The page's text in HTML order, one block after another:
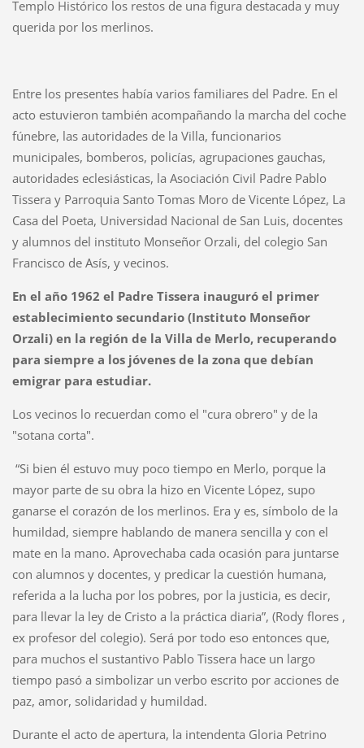
Templo Histórico los restos de una figura destacada y muy
querida por los merlinos.
Entre los presentes había varios familiares del Padre. En el
acto estuvieron también acompañando la marcha del coche
fúnebre, las autoridades de la Villa, funcionarios
municipales, bomberos, policías, agrupaciones gauchas,
autoridades eclesiásticas, la Asociación Civil Padre Pablo
Tissera y Parroquia Santo Tomas Moro de Vicente López, La
Casa del Poeta, Universidad Nacional de San Luis, docentes
y alumnos del instituto Monseñor Orzali, del colegio San
Francisco de Asís, y vecinos.
En el año 1962 el Padre Tissera inauguró el primer
establecimiento secundario (Instituto Monseñor
Orzali) en la región de la Villa de Merlo, recuperando
para siempre a los jóvenes de la zona que debían
emigrar para estudiar.
Los vecinos lo recuerdan como el "cura obrero" y de la
"sotana corta".
“Si bien él estuvo muy poco tiempo en Merlo, porque la
mayor parte de su obra la hizo en Vicente López, supo
ganarse el corazón de los merlinos. Era y es, símbolo de la
humildad, siempre hablando de manera sencilla y con el
mate en la mano. Aprovechaba cada ocasión para juntarse
con alumnos y docentes, y predicar la cuestión humana,
referida a la lucha por los pobres, por la justicia, es decir,
para llevar la ley de Cristo a la práctica diaria”, (Rody flores ,
ex profesor del colegio). Será por todo eso entonces que,
para muchos el sustantivo Pablo Tissera hace un largo
tiempo pasó a simbolizar un verbo escrito por acciones de
paz, amor, solidaridad y humildad.
Durante el acto de apertura, la intendenta Gloria Petrino